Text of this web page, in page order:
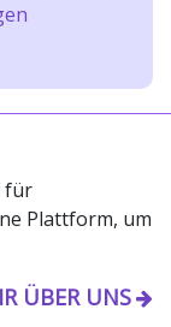
für
Plattform, um
ÜBER UNS